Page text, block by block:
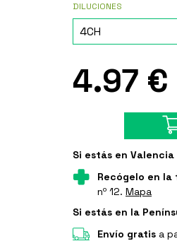
DILUCIONES
4.97 €
Si estás en Valencia
Recógelo en la
nº 12. Mapa
Si estás en la
Envío gratis a